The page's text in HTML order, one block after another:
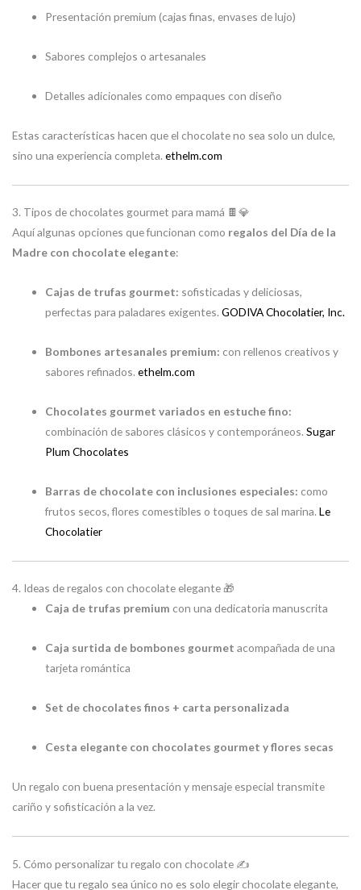
Presentación premium (cajas finas, envases de lujo)
Sabores complejos o artesanales
Detalles adicionales como empaques con diseño
Estas características hacen que el chocolate no sea solo un dulce,
sino una experiencia completa. ethelm.com
3. Tipos de chocolates gourmet para mamá 🍫💎
Aquí algunas opciones que funcionan como regalos del Día de la
Madre con chocolate elegante:
Cajas de trufas gourmet: sofisticadas y deliciosas,
perfectas para paladares exigentes.GODIVA Chocolatier, Inc.
Bombones artesanales premium: con rellenos creativos y
sabores refinados.ethelm.com
Chocolates gourmet variados en estuche fino:
combinación de sabores clásicos y contemporáneos.Sugar
Plum Chocolates
Barras de chocolate con inclusiones especiales: como
frutos secos, flores comestibles o toques de sal marina.Le
Chocolatier
4. Ideas de regalos con chocolate elegante 🎁
Caja de trufas premium con una dedicatoria manuscrita
Caja surtida de bombones gourmet acompañada de una
tarjeta romántica
Set de chocolates finos + carta personalizada
Cesta elegante con chocolates gourmet y flores secas
Un regalo con buena presentación y mensaje especial transmite
cariño y sofisticación a la vez.
5. Cómo personalizar tu regalo con chocolate ✍️
Hacer que tu regalo sea único no es solo elegir chocolate elegante,